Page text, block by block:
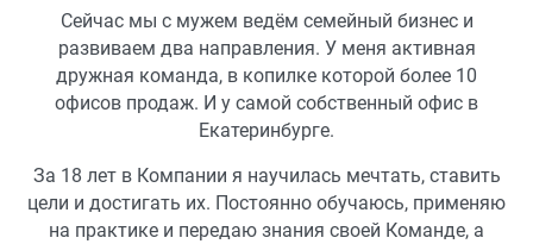
Сейчас мы с мужем ведём семейный бизнес и
развиваем два направления. У меня активная
дружная команда, в копилке которой более 10
офисов продаж. И у самой собственный офис в
Екатеринбурге.
За 18 лет в Компании я научилась мечтать, ставить
цели и достигать их. Постоянно обучаюсь, применяю
на практике и передаю знания своей Команде, а